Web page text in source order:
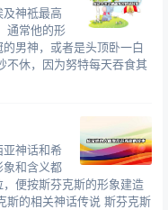
神祗最高
通常他的形
男神，或者是头顶卧一白
不休，因为努特每天吞食其
亚神话和希
象和含义都
便按斯芬克斯的形象建造
斯的相关神话传说 斯芬克斯